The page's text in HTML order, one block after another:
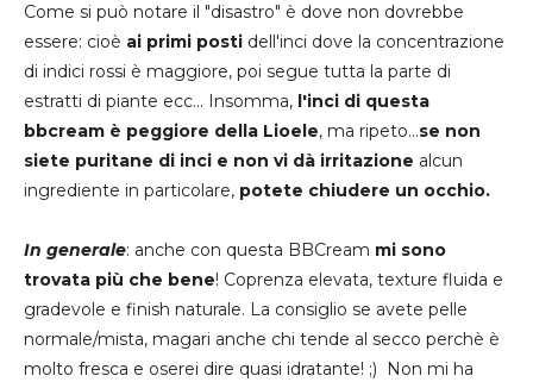
Come si può notare il "disastro" è dove non dovrebbe
essere: cioè ai primi posti dell'inci dove la concentrazione
di indici rossi è maggiore, poi segue tutta la parte di
estratti di piante ecc... Insomma, l'inci di questa
bbcream è peggiore della Lioele, ma ripeto...se non
siete puritane di inci e non vi dà irritazione alcun
ingrediente in particolare, potete chiudere un occhio.
In generale: anche con questa BBCream mi sono
trovata più che bene! Coprenza elevata, texture fluida e
gradevole e finish naturale. La consiglio se avete pelle
normale/mista, magari anche chi tende al secco perchè è
molto fresca e oserei dire quasi idratante! ;) Non mi ha